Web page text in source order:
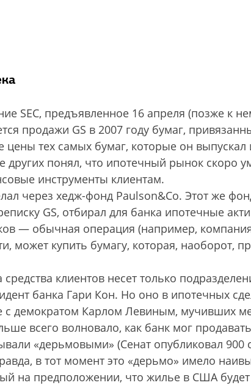
SEC, предъявленное 16 апреля (позже к
продажи GS в 2007 году бумаг,
цены тех самых бумаг, которые он выпускал
других понял, что ипотечный рынок скоро
инструменты клиентам.
через хедж-фонд Paulson&Co. Этот же
GS, отбирал для банка ипотечные
— обычная операция (например,
может купить бумагу, которая, наоборот,
средства клиентов несет только
банка Гари Кон. Но оно в ипотечных
с демократом Карлом Левиным, мучивших
всего волновало, как банк мог
«дерьмовыми» (Сенат опубликовал 900
в тот момент это «дерьмо» имело
на предположении, что жилье в США